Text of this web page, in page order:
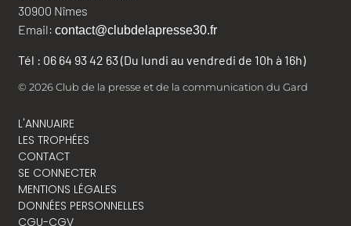
30900 Nîmes
Email: contact@clubdelapresse30.fr
Tél : 06 64 93 42 63 (Du lundi au vendredi de 10h à 16h)
© 2026 Club de la presse et de la communication du Gard
L'ANNUAIRE
LES TROPHÉES
CONTACT
SE CONNECTER
MENTIONS LÉGALES
DONNÉES PERSONNELLES
CGU-CGV